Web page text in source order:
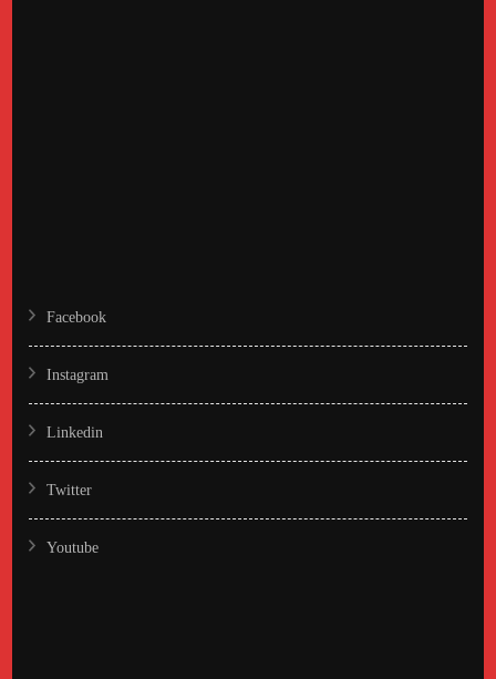
Facebook
Instagram
Linkedin
Twitter
Youtube